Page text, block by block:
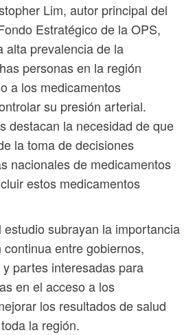
Lim, autor principal del
Estratégico de la OPS,
alta prevalencia de la
personas en la región
a los medicamentos
su presión arterial.
destacan la necesidad de que
la toma de decisiones
nacionales de medicamentos
estos medicamentos
estudio subrayan la importancia
entre gobiernos,
partes interesadas para
en el acceso a los
los resultados de salud
la región.